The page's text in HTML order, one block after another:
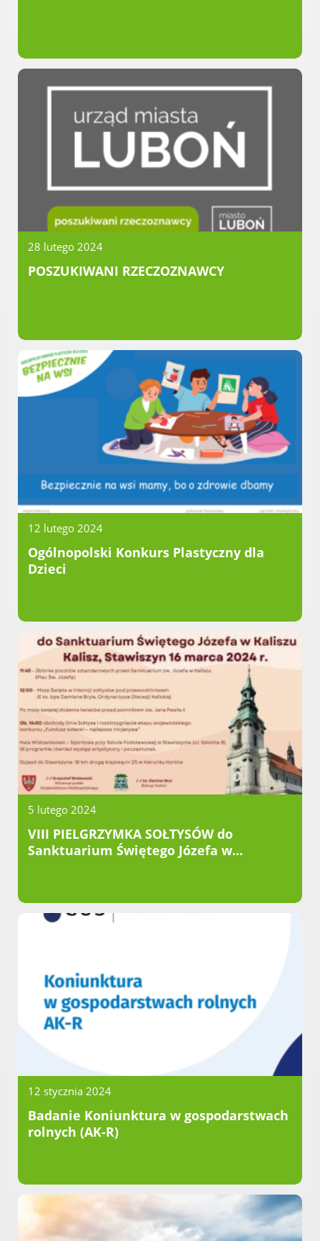
28 lutego 2024
POSZUKIWANI RZECZOZNAWCY
12 lutego 2024
Ogólnopolski Konkurs Plastyczny dla
Dzieci
5 lutego 2024
VIII PIELGRZYMKA SOŁTYSÓW do
Sanktuarium Świętego Józefa w...
12 stycznia 2024
Badanie Koniunktura w gospodarstwach
rolnych (AK-R)